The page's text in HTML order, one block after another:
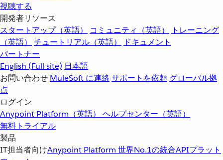
視聴する
開発者リソース
スタートアップ（英語）
コミュニティ（英語）
トレーニング
（英語）
チュートリアル（英語）
ドキュメント
パートナー
English (Full site) 日本語
お問い合わせ MuleSoft に連絡サポートを依頼 グローバル拠
点
ログイン
Anypoint Platform（英語） ヘルプセンター（英語）
無料トライアル
製品
IT担当者向けAnypoint Platform 世界No.1の統合APIプラット